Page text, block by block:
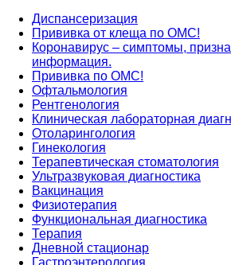
Диспансеризация
Прививка от клеща по ОМС!
Коронавирус – симптомы,
информация.
Прививка по ОМС!
Офтальмология
Рентгенология
Клиническая лабораторная
Отоларингология
Гинекология
Терапевтическая стоматология
Ультразвуковая диагностика
Вакцинация
Физиотерапия
Функциональная диагностика
Терапия
Дневной стационар
Гастроэнтерология